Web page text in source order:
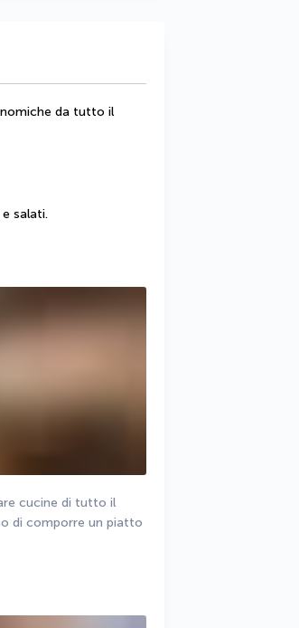
da tutto il
salati.
cucine di tutto il
di comporre un piatto